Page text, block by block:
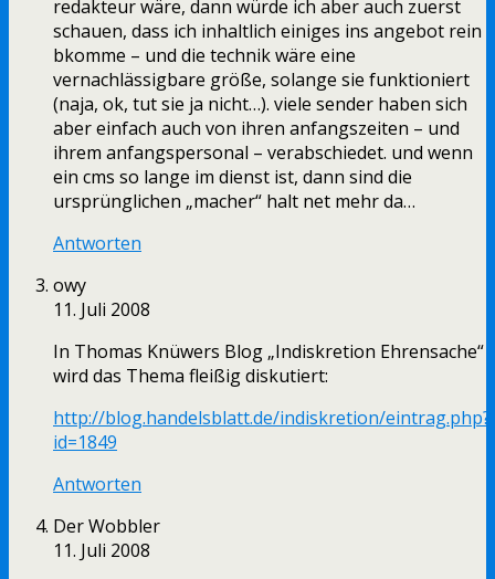
redakteur wäre, dann würde ich aber auch zuerst
schauen, dass ich inhaltlich einiges ins angebot rein
bkomme – und die technik wäre eine
vernachlässigbare größe, solange sie funktioniert
(naja, ok, tut sie ja nicht…). viele sender haben sich
aber einfach auch von ihren anfangszeiten – und
ihrem anfangspersonal – verabschiedet. und wenn
ein cms so lange im dienst ist, dann sind die
ursprünglichen „macher“ halt net mehr da…
Antworten
owy
11. Juli 2008
In Thomas Knüwers Blog „Indiskretion Ehrensache“
wird das Thema fleißig diskutiert:
http://blog.handelsblatt.de/indiskretion/eintrag.php?
id=1849
Antworten
Der Wobbler
11. Juli 2008